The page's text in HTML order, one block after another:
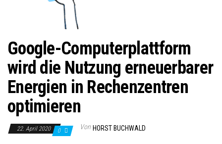
Google-Computerplattform
wird die Nutzung erneuerbarer
Energien in Rechenzentren
optimieren
22. April 2020 0 Von HORST BUCHWALD